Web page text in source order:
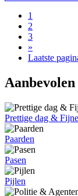
1
2
3
»
Laatste
Prettige dag &
Paarden
Pasen
Pijlen